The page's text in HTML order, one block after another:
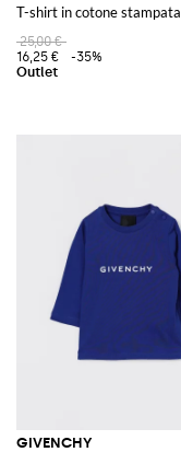
T-shirt in cotone stampata
25,00 €
16,25 €
-35%
GIVENCHY